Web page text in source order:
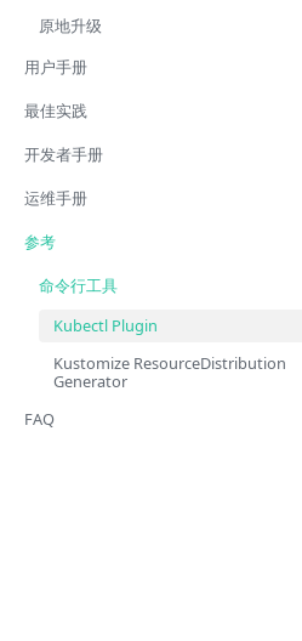
原地升级
用户手册
最佳实践
开发者手册
运维手册
参考
命令行工具
Kubectl Plugin
Kustomize ResourceDistribution
Generator
FAQ